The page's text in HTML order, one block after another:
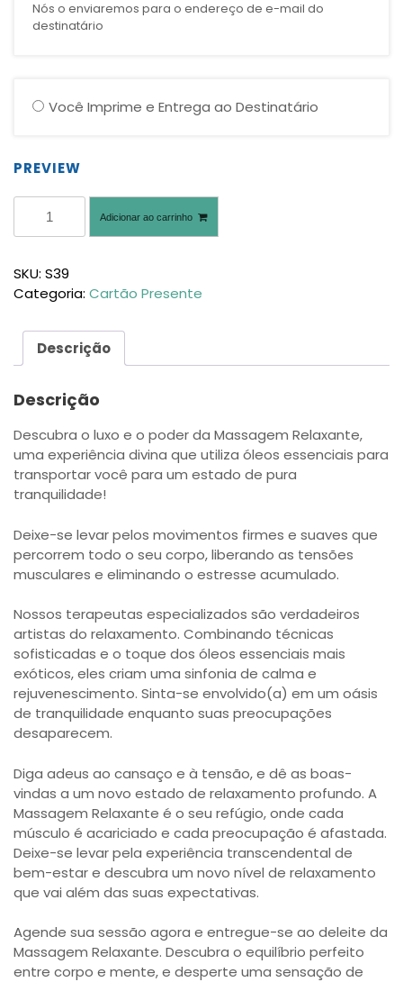
Nós o enviaremos para o endereço de e-mail do
destinatário
Você Imprime e Entrega ao Destinatário
PREVIEW
Adicionar ao carrinho
SKU: S39
Categoria: Cartão Presente
Descrição
Descrição
Descubra o luxo e o poder da Massagem Relaxante,
uma experiência divina que utiliza óleos essenciais para
transportar você para um estado de pura
tranquilidade!
Deixe-se levar pelos movimentos firmes e suaves que
percorrem todo o seu corpo, liberando as tensões
musculares e eliminando o estresse acumulado.
Nossos terapeutas especializados são verdadeiros
artistas do relaxamento. Combinando técnicas
sofisticadas e o toque dos óleos essenciais mais
exóticos, eles criam uma sinfonia de calma e
rejuvenescimento. Sinta-se envolvido(a) em um oásis
de tranquilidade enquanto suas preocupações
desaparecem.
Diga adeus ao cansaço e à tensão, e dê as boas-
vindas a um novo estado de relaxamento profundo. A
Massagem Relaxante é o seu refúgio, onde cada
músculo é acariciado e cada preocupação é afastada.
Deixe-se levar pela experiência transcendental de
bem-estar e descubra um novo nível de relaxamento
que vai além das suas expectativas.
Agende sua sessão agora e entregue-se ao deleite da
Massagem Relaxante. Descubra o equilíbrio perfeito
entre corpo e mente, e desperte uma sensação de